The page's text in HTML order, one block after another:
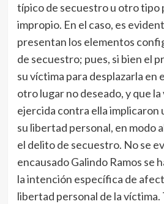
típico de secuestro u otro tipo
impropio. En el caso, es
presentan los elementos
de secuestro; pues, si bien el
su víctima para desplazarla en
otro lugar no deseado, y que
ejercida contra ella implicaron
su libertad personal, en modo
el delito de secuestro. No se
encausado Galindo Ramos se
la intención específica de
libertad personal de la víctima.